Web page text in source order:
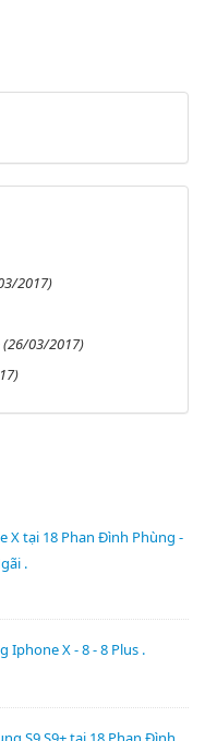
2017)
(26/03/2017)
X tại 18 Phan Đình Phùng -
.
X - 8 - 8 Plus .